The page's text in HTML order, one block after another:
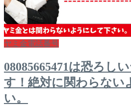
ヤミ金電話番号
08085665471は恐ろし
す！絶対に関わらない
い。